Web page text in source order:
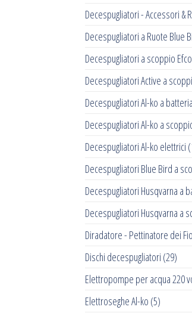
Decespugliatori - Accessori &
Decespugliatori a Ruote Blue
Decespugliatori a scoppio
Decespugliatori Active a
Decespugliatori Al-ko a batteria
Decespugliatori Al-ko a
Decespugliatori Al-ko elettrici
Decespugliatori Blue Bird a
Decespugliatori Husqvarna a
Decespugliatori Husqvarna a
Diradatore - Pettinatore dei
Dischi decespugliatori (29)
Elettropompe per acqua 220
Elettroseghe Al-ko (5)